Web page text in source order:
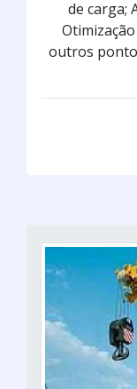
de carga;
outros